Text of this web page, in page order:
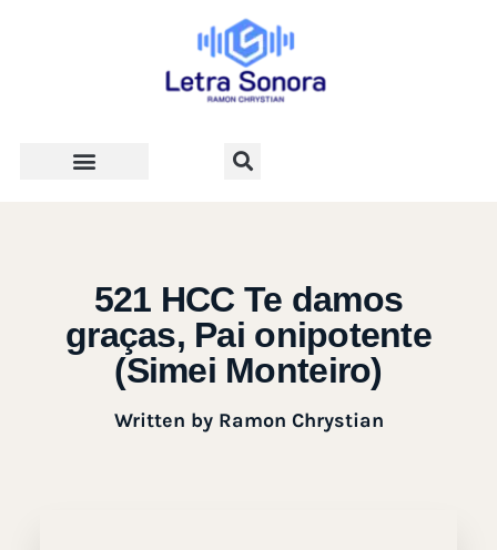
521 HCC Te damos
graças, Pai onipotente
(Simei Monteiro)
Written byRamon Chrystian